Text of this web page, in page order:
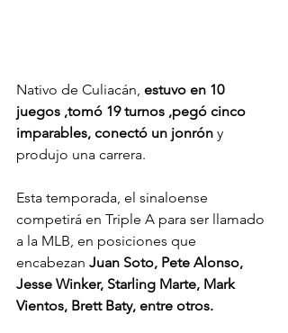
Nativo de Culiacán, estuvo en 10
juegos ,tomó 19 turnos ,pegó cinco
imparables, conectó un jonrón y
produjo una carrera.
Esta temporada, el sinaloense
competirá en Triple A para ser llamado
a la MLB, en posiciones que
encabezan Juan Soto, Pete Alonso,
Jesse Winker, Starling Marte, Mark
Vientos, Brett Baty, entre otros.